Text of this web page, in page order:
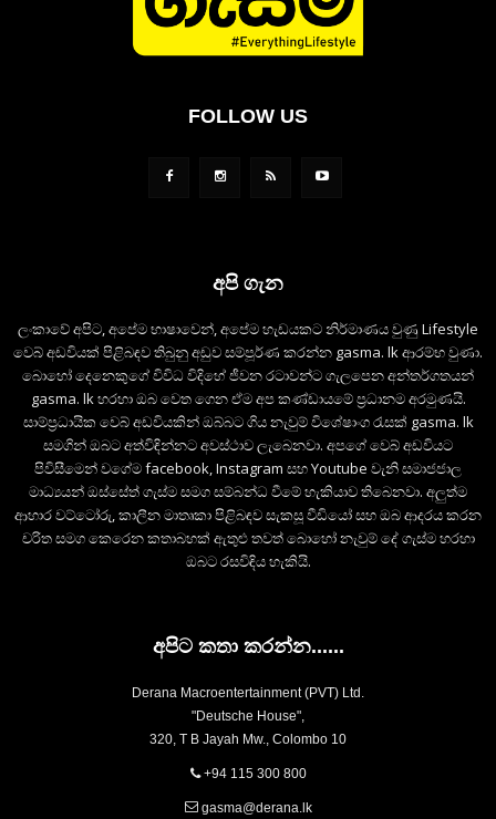
FOLLOW US
අපි ගැන
ලංකාවේ අපිට, අපේම භාෂාවෙන්, අපේම හැඩයකට නිර්මාණය වුණු Lifestyle
වෙබ් අඩවියක් පිළිබඳව තිබුනු අඩුව සම්පූර්ණ කරන්න gasma. lk ආරම්භ වුණා.
බොහෝ දෙනෙකුගේ විවිධ විදිහේ ජීවන රටාවන්ට ගැලපෙන අන්තර්ගතයන්
gasma. lk හරහා ඔබ වෙත ගෙන ඒම අප කණ්ඩායමේ ප්‍රධානම අරමුණයි.
සාම්ප්‍රධායික වෙබ් අඩවියකින් ඔබ්බට ගිය නැවුම් විශේෂාංග රැසක් gasma. lk
සමගින් ඔබට අත්විඳින්නට අවස්ථාව ලැබෙනවා. අපගේ වෙබ් අඩවියට
පිවිසීමෙන් වගේම facebook, Instagram සහ Youtube වැනි සමාජජාල
මාධ්‍යයන් ඔස්සේත් ගැස්ම සමග සම්බන්ධ වීමේ හැකියාව තිබෙනවා. අලුත්ම
ආහාර වට්ටෝරු, කාලීන මාතෘකා පිළිබඳව සැකසූ වීඩියෝ සහ ඔබ ආදරය කරන
චරිත සමග කෙරෙන කතාබහක් ඇතුළු තවත් බොහෝ නැවුම් දේ ගැස්ම හරහා
ඔබට රසවිඳිය හැකියි.
අපිට කතා කරන්න......
Derana Macroentertainment (PVT) Ltd.
"Deutsche House",
320, T B Jayah Mw., Colombo 10
+94 115 300 800
gasma@derana.lk